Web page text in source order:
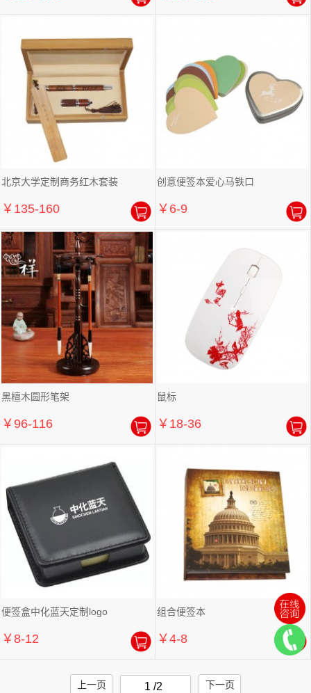
北京大学定制商务红木套装
￥135-160
创意便签本爱心马铁口
￥6-9
黑檀木圆形笔架
￥96-116
鼠标
￥18-36
便签盒中化蓝天定制logo
￥8-12
组合便签本
￥4-8
上一页 1 /2 下一页